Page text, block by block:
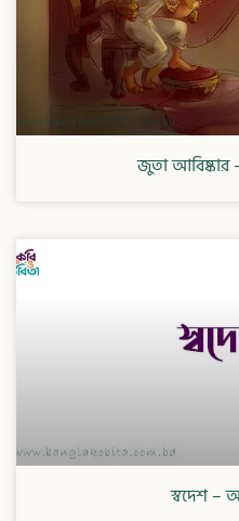
জুতা আবিষ্কার
স্বদেশ –